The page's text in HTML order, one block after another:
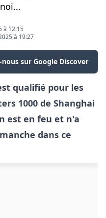
à 12:15
à 19:27
nous sur Google Discover
qualifié pour les
1000 de Shanghai
est en feu et n'a
dans ce